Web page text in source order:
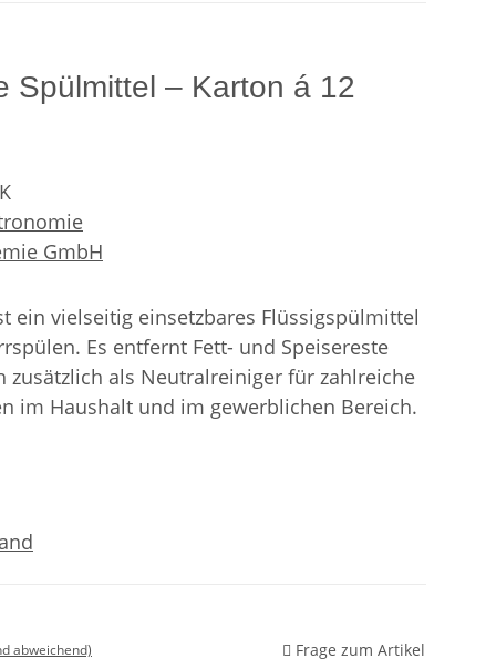
Spülmittel – Karton á 12
GmbH
ein vielseitig einsetzbares Flüssigspülmittel
Es entfernt Fett- und Speisereste
zusätzlich als Neutralreiniger für zahlreiche
im Haushalt und im gewerblichen Bereich.
abweichend) Frage zum Artikel